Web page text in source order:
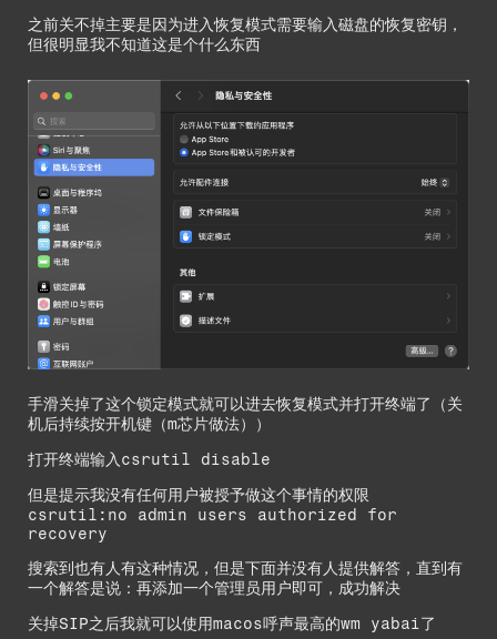
之前关不掉主要是因为进入恢复模式需要输入磁盘的恢复密钥，
但很明显我不知道这是个什么东西
手滑关掉了这个锁定模式就可以进去恢复模式并打开终端了（关
机后持续按开机键（m芯片做法））
打开终端输入csrutil disable
但是提示我没有任何用户被授予做这个事情的权限
csrutil:no admin users authorized for
recovery
搜索到也有人有这种情况，但是下面并没有人提供解答，直到有
一个解答是说：再添加一个管理员用户即可，成功解决
关掉SIP之后我就可以使用macos呼声最高的wm yabai了